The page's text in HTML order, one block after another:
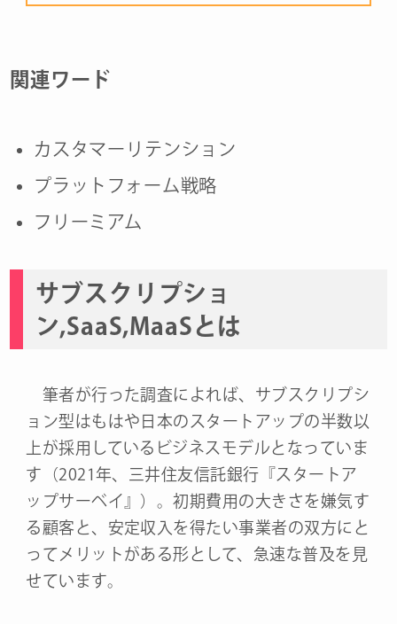
関連ワード
カスタマーリテンション
プラットフォーム戦略
フリーミアム
サブスクリプショ
ン,SaaS,MaaSとは
筆者が行った調査によれば、サブスクリプシ
ョン型はもはや日本のスタートアップの半数以
上が採用しているビジネスモデルとなっていま
す（2021年、三井住友信託銀行『スタートア
ップサーベイ』）。初期費用の大きさを嫌気す
る顧客と、安定収入を得たい事業者の双方にと
ってメリットがある形として、急速な普及を見
せています。